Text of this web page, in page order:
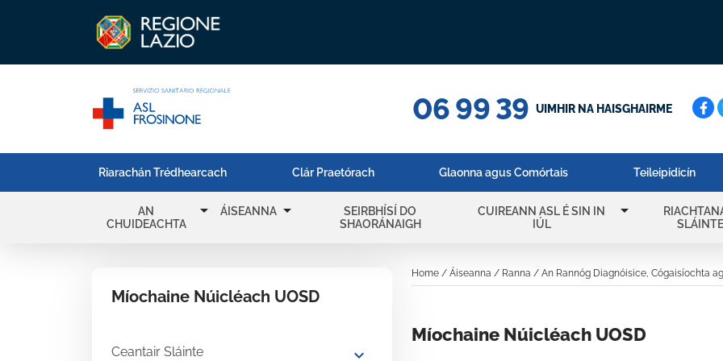
06 99 39 UIMHIR NA HAISGHAIRME
Riarachán Trédhearcach Clár Praetórach Glaonna agus Comórtais Teileipidicín
AN
CHUIDEACHTA
arrow_drop_down ÁISEANNA arrow_drop_down
SEIRBHÍSÍ DO
SHAORÁNAIGH
CUIREANN ASL É SIN IN
IÚL
arrow_drop_down
SLÁINTE
Míochaine Núicléach UOSD
Ceantair Sláinte expand_more
Home / Áiseanna / Ranna / An Rannóg Diagnóisice, Cógaisíochta
Míochaine Núicléach UOSD